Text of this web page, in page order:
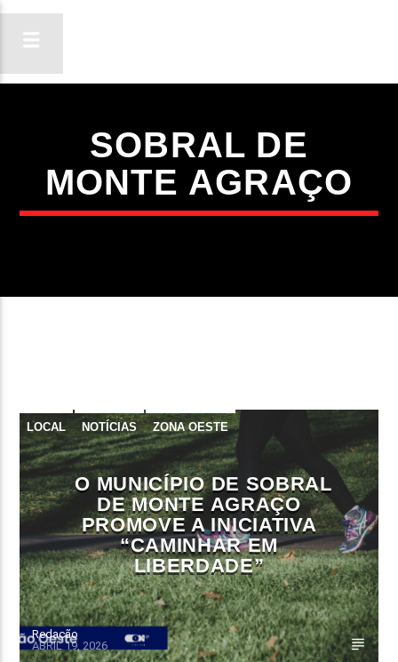
ON FM
LIGA-TE
FAIXA ATUAL
TÍTULO
ARTISTA
ON FM
SOBRAL DE
MONTE AGRAÇO
LOCAL NOTÍCIAS ZONA OESTE
O MUNICÍPIO DE SOBRAL
DE MONTE AGRAÇO
PROMOVE A INICIATIVA
“CAMINHAR EM
LIBERDADE”
Redação
ABRIL 19, 2026